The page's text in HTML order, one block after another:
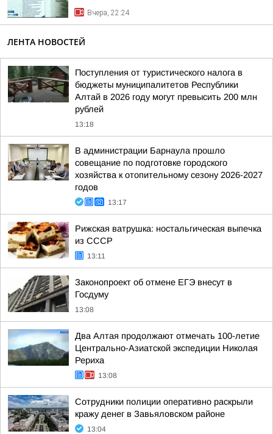
Вчера, 22:24
ЛЕНТА НОВОСТЕЙ
Поступления от туристического налога в
бюджеты муниципалитетов Республики
Алтай в 2026 году могут превысить 200 млн
рублей
13:18
В администрации Барнаула прошло
совещание по подготовке городского
хозяйства к отопительному сезону 2026-2027
годов
13:17
Рижская ватрушка: ностальгическая выпечка
из СССР
13:11
Законопроект об отмене ЕГЭ внесут в
Госдуму
13:08
Два Алтая продолжают отмечать 100-летие
Центрально-Азиатской экспедиции Николая
Рериха
13:08
Сотрудники полиции оперативно раскрыли
кражу денег в Завьяловском районе
13:04